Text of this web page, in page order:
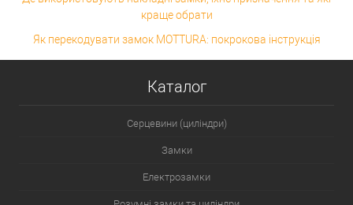
краще обрати
Як перекодувати замок MOTTURA: покрокова інструкція
Каталог
Серцевини (циліндри)
Замки
Електрозамки